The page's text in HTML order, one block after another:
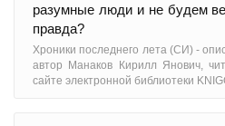
разумные люди и не будем
правда?
Хроники последнего лета (СИ) -
автор Манаков Кирилл Янович,
сайте электронной библиотеки